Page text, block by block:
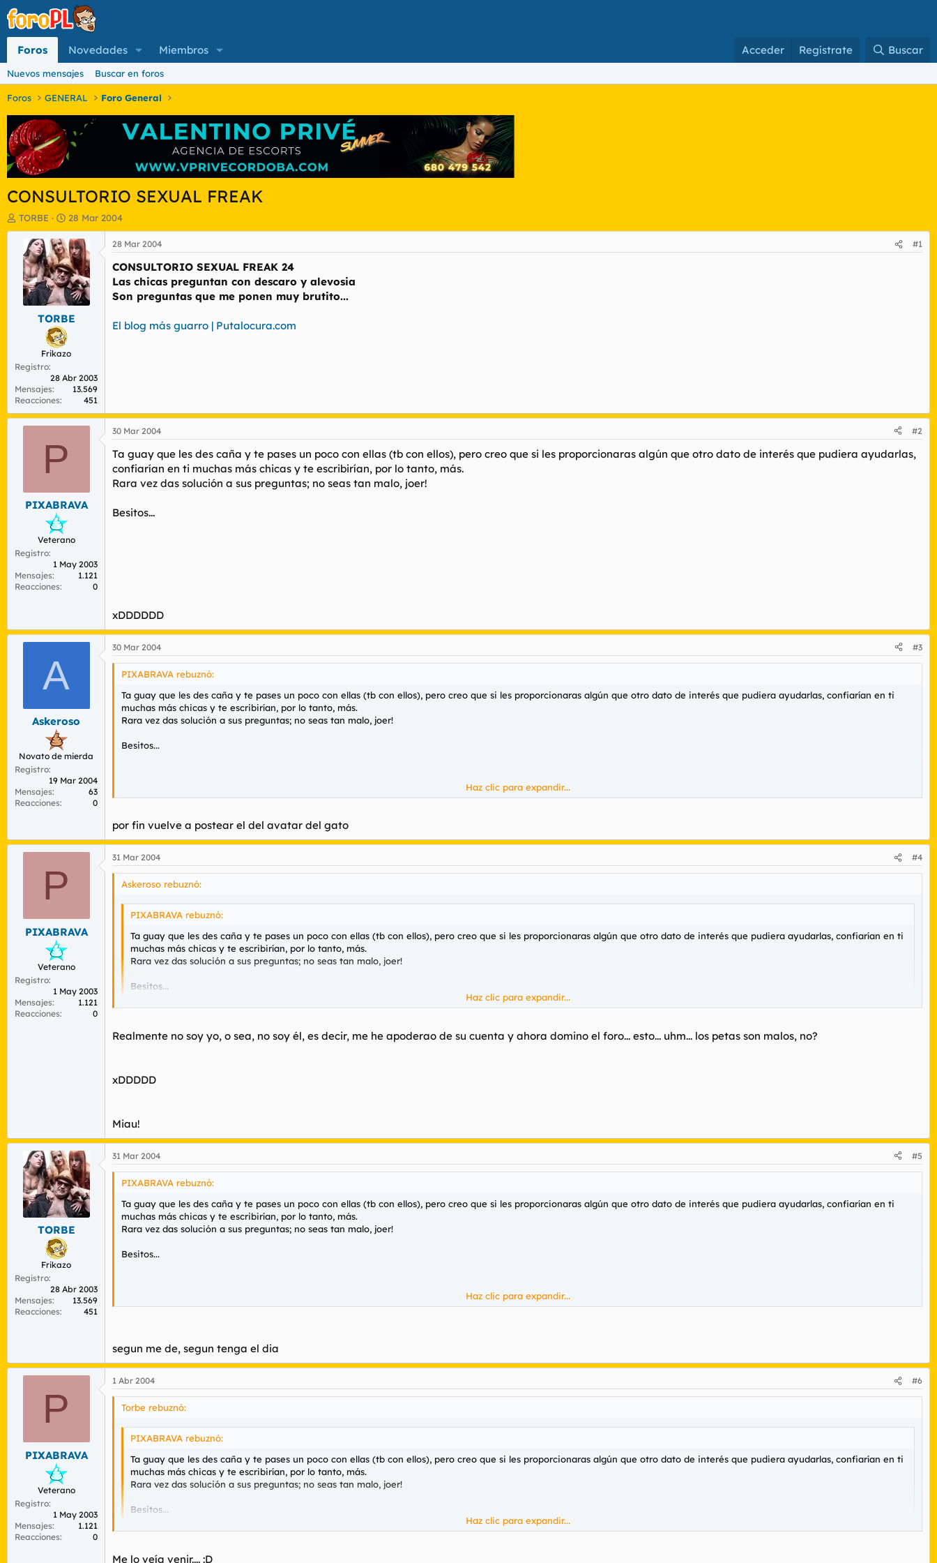
Foros Novedades Miembros Acceder Regístrate Buscar
Nuevos mensajes Buscar en foros
Foros GENERAL Foro General
CONSULTORIO SEXUAL FREAK
I
n
a
d
o
t
m
a
TORBE
F
e
c
h
a
d
e
i
n
i
28 Mar 2004
TORBE
Frikazo
Registro
28 Abr 2003
Mensajes
13.569
Reacciones
451
28 Mar 2004 #1
CONSULTORIO SEXUAL FREAK 24
Las chicas preguntan con descaro y alevosia
Son preguntas que me ponen muy brutito...
El blog más guarro | Putalocura.com
P
PIXABRAVA
Veterano
Registro
1 May 2003
Mensajes
1.121
Reacciones
0
30 Mar 2004 #2
Ta guay que les des caña y te pases un poco con ellas (tb con ellos), pero creo que si les proporcionaras algún que otro dato de interés que pudiera ayudarlas,
confiarían en ti muchas más chicas y te escribirían, por lo tanto, más.
Rara vez das solución a sus preguntas; no seas tan malo, joer!
Besitos...
xDDDDDD
A
Askeroso
Novato de mierda
Registro
19 Mar 2004
Mensajes
63
Reacciones
0
30 Mar 2004 #3
PIXABRAVA rebuznó:
Ta guay que les des caña y te pases un poco con ellas (tb con ellos), pero creo que si les proporcionaras algún que otro dato de interés que pudiera ayudarlas, confiarían en ti
muchas más chicas y te escribirían, por lo tanto, más.
Rara vez das solución a sus preguntas; no seas tan malo, joer!
Besitos...
xDDDDDD
Haz clic para expandir...
por fin vuelve a postear el del avatar del gato
P
PIXABRAVA
Veterano
Registro
1 May 2003
Mensajes
1.121
Reacciones
0
31 Mar 2004 #4
Askeroso rebuznó:
PIXABRAVA rebuznó:
Ta guay que les des caña y te pases un poco con ellas (tb con ellos), pero creo que si les proporcionaras algún que otro dato de interés que pudiera ayudarlas, confiarían en ti
muchas más chicas y te escribirían, por lo tanto, más.
Rara vez das solución a sus preguntas; no seas tan malo, joer!
Besitos...
xDDDDDD
Haz clic para expandir...
Realmente no soy yo, o sea, no soy él, es decir, me he apoderao de su cuenta y ahora domino el foro... esto... uhm... los petas son malos, no?
xDDDDD
Miau!
TORBE
Frikazo
Registro
28 Abr 2003
Mensajes
13.569
Reacciones
451
31 Mar 2004 #5
PIXABRAVA rebuznó:
Ta guay que les des caña y te pases un poco con ellas (tb con ellos), pero creo que si les proporcionaras algún que otro dato de interés que pudiera ayudarlas, confiarían en ti
muchas más chicas y te escribirían, por lo tanto, más.
Rara vez das solución a sus preguntas; no seas tan malo, joer!
Besitos...
Haz clic para expandir...
segun me de, segun tenga el dia
P
PIXABRAVA
Veterano
Registro
1 May 2003
Mensajes
1.121
Reacciones
0
1 Abr 2004 #6
Torbe rebuznó:
PIXABRAVA rebuznó:
Ta guay que les des caña y te pases un poco con ellas (tb con ellos), pero creo que si les proporcionaras algún que otro dato de interés que pudiera ayudarlas, confiarían en ti
muchas más chicas y te escribirían, por lo tanto, más.
Rara vez das solución a sus preguntas; no seas tan malo, joer!
Besitos...
Haz clic para expandir...
Me lo veía venir.... :D